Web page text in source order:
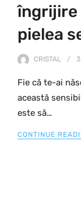
îngrijire
pielea
CRISTAL
Fie că te-ai
această
este să…
CONTINUE